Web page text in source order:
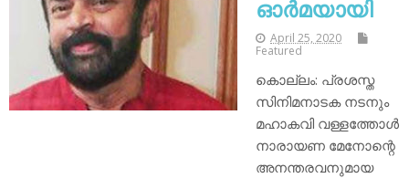
ഓര്‍മയായി
April 25, 2020
Featured
കൊല്ലം: പ്രശസ്ത
സിനിമനാടക നടനും
മഹാകവി വള്ളത്തോള്‍
നാരായണ മേനോന്റെ
അനന്തരവനുമായ